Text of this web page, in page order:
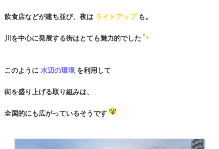
飲食店などが建ち並び、夜は ライトアップ も。
川を中心に発展する街はとても魅力的でした
このように 水辺の環境を利用して
街を盛り上げる取り組みは、
全国的にも広がっているそうです